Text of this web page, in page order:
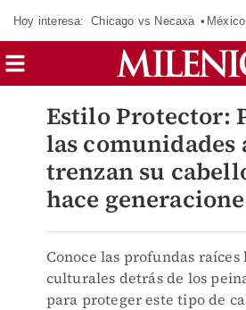
Hoy interesa: Chicago vs Necaxa
Estilo Protector:
las comunidades
trenzan su
hace
Conoce las profundas
culturales detrás de los
para proteger este tipo de